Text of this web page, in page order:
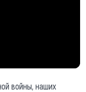
войны, наших